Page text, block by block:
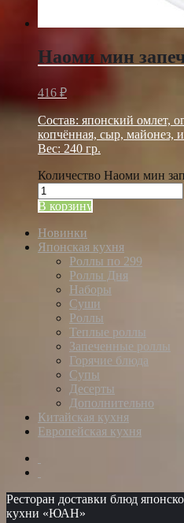
Наоми мин
416 ₽
Состав: японский омлет,
копчённая, сыр, майонез,
Вес: 240 гр.
Количество Наоми мин
В корзину
Новинки
Японская кухня
Роллы по 299
Роллы Дня
Наборы
Суши
Роллы
Теплые роллы
Запеченные роллы
Горячие блюда
Супы
Десерты
Дополнительно
Китайская кухня
Европейская кухня
Ресторан доставки блюд
кухни «ЮАН»